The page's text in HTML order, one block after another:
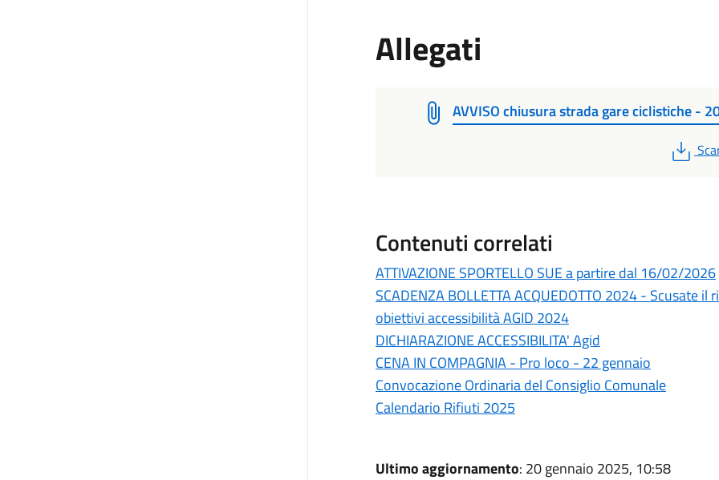
Allegati
AVVISO chiusura strada gare ciclistiche -
PDF
Contenuti correlati
ATTIVAZIONE SPORTELLO SUE a partire dal 16/02/2026
SCADENZA BOLLETTA ACQUEDOTTO 2024 - Scusate il
obiettivi accessibilità AGID 2024
DICHIARAZIONE ACCESSIBILITA' Agid
CENA IN COMPAGNIA - Pro loco - 22 gennaio
Convocazione Ordinaria del Consiglio Comunale
Calendario Rifiuti 2025
Ultimo aggiornamento: 20 gennaio 2025, 10:58